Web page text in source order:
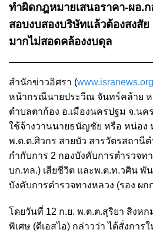
ทำผิดกฎหมายเสนอราคา-ผอ.ก
สอบงบสองบริษัทแล้วต้องสงสัย
มากไม่สอดคล้องงบดุล
สำนักข่าวอิศรา (www.isranews.org
หน้ากรณีนายประวีณ จันทร์คล้าย ห
ตำบลตาก้อง อ.เมืองนครปฐม จ.น
ใช้จ้างวานนายธนัญชัย หรือ หน่อง
พ.ต.ต.ศิวกร สายบัว สารวัตรสถานีต
กำกับการ 2 กองบังคับการตำรวจท
บก.ทล.) เสียชีวิต และพ.ต.ท.วศิน พั
บังคับการตำรวจทางหลวง (รอง ผก
โดยวันที่ 12 ก.ย. พ.ต.ต.สุริยา สิงห
พิเศษ (ดีเอสไอ) กล่าวว่า ได้สั่งการ